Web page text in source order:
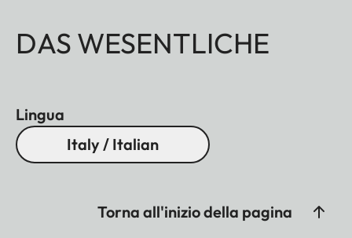
DAS WESENTLICHE
Lingua
Italy / Italian
Torna all'inizio della pagina